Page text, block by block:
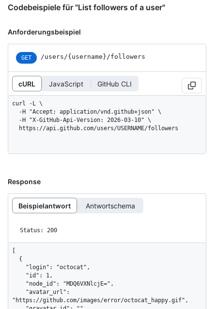
Codebeispiele für "List followers of a user"
Anforderungsbeispiel
GET /users/{username}/followers
cURL JavaScript GitHub CLI
curl -L \
  https://api.github.com/users/USERNAME/followers
Response
Beispielantwort Antwortschema
Status: 200
"https://github.com/images/error/octocat_happy.gif",